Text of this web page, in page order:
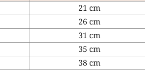
21 cm
26 cm
31 cm
35 cm
38 cm